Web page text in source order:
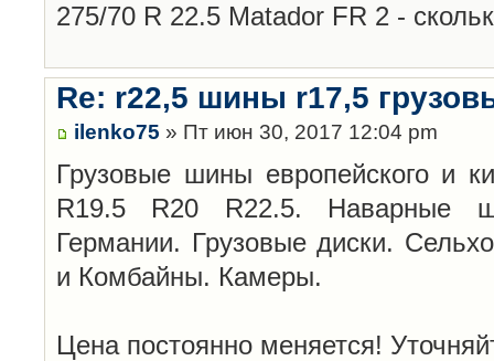
275/70 R 22.5 Matador FR 2 -
Re: r22,5 шины r17,5
ilenko75 » Пт июн 30, 2017 12:04 pm
Грузовые шины европейского и
R19.5 R20 R22.5. Наварные
Германии. Грузовые диски.
и Комбайны. Камеры.
Цена постоянно меняется!